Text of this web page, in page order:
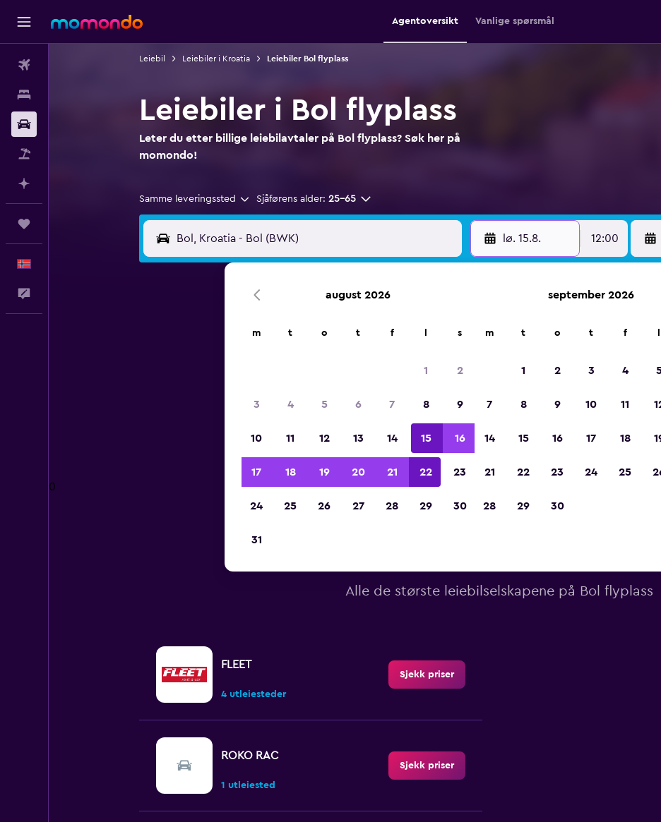
Agentoversikt Vanlige spørsmål
Leiebil Leiebiler i Kroatia Leiebiler Bol flyplass
Leiebiler i Bol flyplass
Leter du etter billige leiebilavtaler på Bol flyplass? Søk her på
momondo!
Samme leveringssted Sjåførens alder: 25–65
lø. 15.8. 12:00
2023
0
Alle de største leiebilselskapene på Bol flyplass
FLEET
4 utleiesteder
Sjekk priser
ROKO RAC
1 utleiested
Sjekk priser
august 2026
m t o t f s
1 2
3 4 5 6 7 8 9
10 11 12 13 14 15 16
17 18 19 20 21 22 23
24 25 26 27 28 29 30
31
september 2026
m t o t f
1 2 3 4
7 8 9 10 11
14 15 16 17 18
21 22 23 24 25
28 29 30